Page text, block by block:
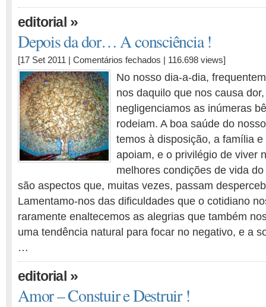
editorial»
Depois da dor… A consciência !
[17 Set 2011 | Comentários fechados em
da
dor…
A
consciência
| 116.698 views]
No nosso dia-a-dia,
nos daquilo que nos causa
negligenciamos as inúmeras
rodeiam. A boa saúde do
temos à disposição, a família
apoiam, e o privilégio de viver
melhores condições de vida
são aspectos que, muitas vezes, passam
Lamentamo-nos das dificuldades que o cotidiano
raramente enaltecemos as alegrias que também
uma tendência natural para focar no negativo, e a
…
editorial»
Amor – Constuir e Destruir !